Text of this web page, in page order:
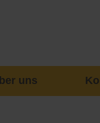
uns